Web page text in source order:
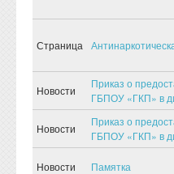
Страница
Новости
Приказ о
ГБПОУ «ГКП» в
Новости
Приказ о
ГБПОУ «ГКП» в
Новости Памятка